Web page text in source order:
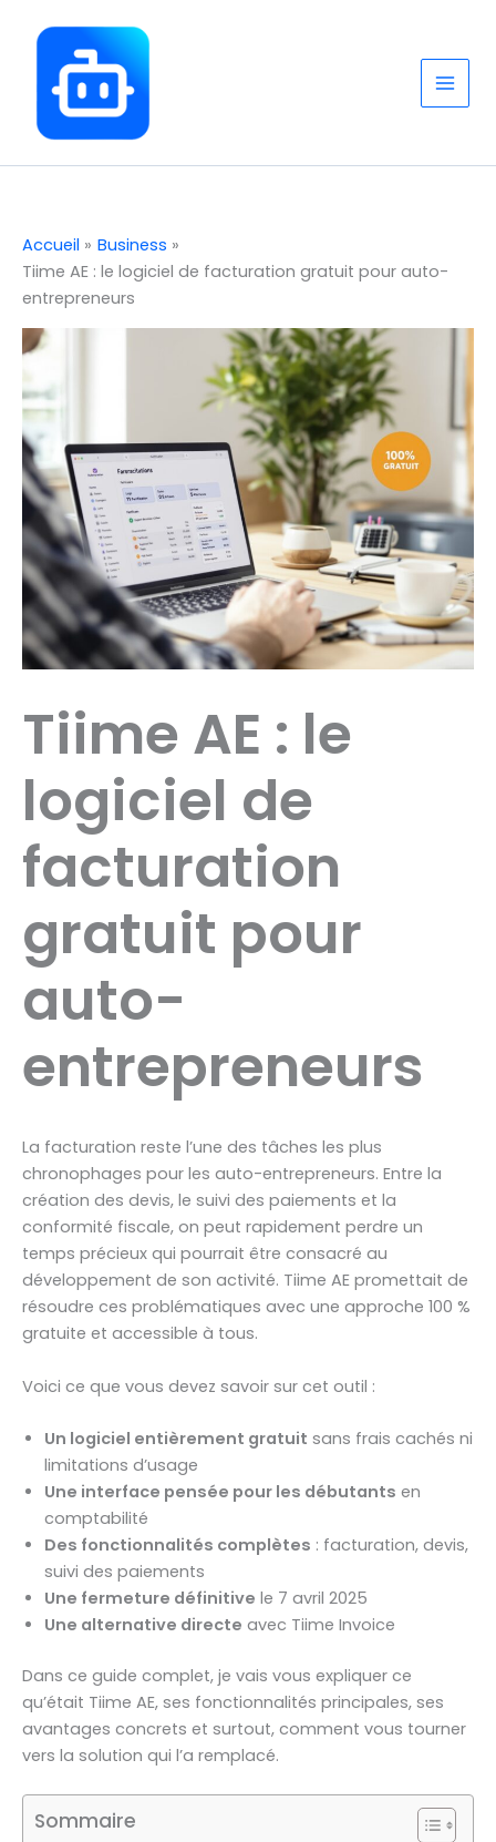
contenu
Accueil
Business
Tiime AE : le logiciel de facturation gratuit pour auto-
entrepreneurs
Tiime AE : le
logiciel de
facturation
gratuit pour
auto-
entrepreneurs
La facturation reste l’une des tâches les plus
chronophages pour les auto-entrepreneurs. Entre la
création des devis, le suivi des paiements et la
conformité fiscale, on peut rapidement perdre un
temps précieux qui pourrait être consacré au
développement de son activité. Tiime AE promettait de
résoudre ces problématiques avec une approche 100 %
gratuite et accessible à tous.
Voici ce que vous devez savoir sur cet outil :
Un logiciel entièrement gratuit sans frais cachés ni
limitations d’usage
Une interface pensée pour les débutants en
comptabilité
Des fonctionnalités complètes : facturation, devis,
suivi des paiements
Une fermeture définitive le 7 avril 2025
Une alternative directe avec Tiime Invoice
Dans ce guide complet, je vais vous expliquer ce
qu’était Tiime AE, ses fonctionnalités principales, ses
avantages concrets et surtout, comment vous tourner
vers la solution qui l’a remplacé.
Sommaire